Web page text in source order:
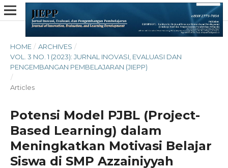
HOME / ARCHIVES /
VOL. 3 NO. 1 (2023): JURNAL INOVASI, EVALUASI DAN
PENGEMBANGAN PEMBELAJARAN (JIEPP)
/
Articles
Potensi Model PJBL (Project-
Based Learning) dalam
Meningkatkan Motivasi Belajar
Siswa di SMP Azzainiyyah